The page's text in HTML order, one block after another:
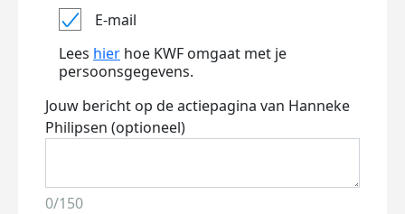
E-mail
Lees hier hoe KWF omgaat met je
persoonsgegevens.
Jouw bericht op de actiepagina van Hanneke
Philipsen (optioneel)
0/150